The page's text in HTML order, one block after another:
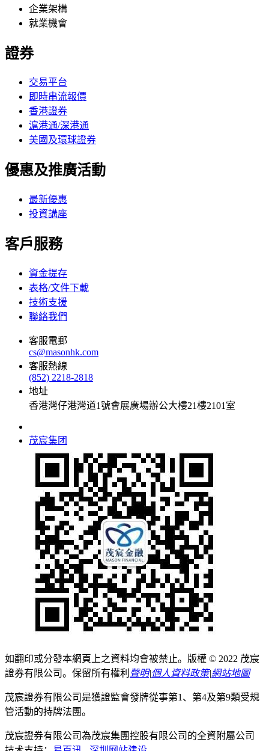
企業架構
就業機會
證券
交易平台
即時串流報價
香港證券
滬港通/深港通
美國及環球證券
優惠及推廣活動
最新優惠
投資講座
客戶服務
資金提存
表格/文件下載
技術支援
聯絡我們
客服電郵
cs@masonhk.com
客服熱線
(852) 2218-2818
地址
香港灣仔港灣道1號會展廣場辦公大樓21樓2101室
茂宸集团
如翻印或分發本網頁上之資料均會被禁止。版權 © 2022 茂宸
證券有限公司。保留所有權利 聲明|個人資料政策|網站地圖
茂宸證券有限公司是獲證監會發牌從事第1、第4及第9類受規
管活動的持牌法團。
茂宸證券有限公司為茂宸集團控股有限公司的全資附屬公司